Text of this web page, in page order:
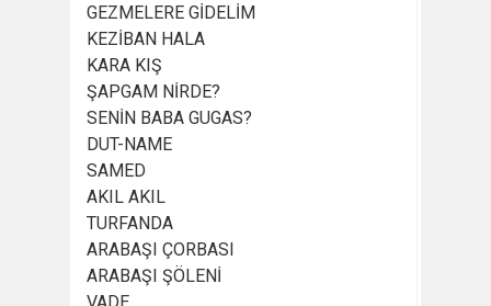
GEZMELERE GİDELİM
KEZİBAN HALA
KARA KIŞ
ŞAPGAM NİRDE?
SENİN BABA GUGAS?
DUT-NAME
SAMED
AKIL AKIL
TURFANDA
ARABAŞI ÇORBASI
ARABAŞI ŞÖLENİ